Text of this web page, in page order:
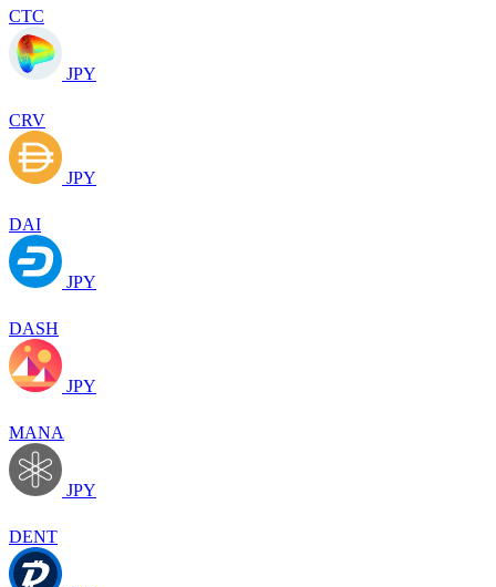
CTC
JPY
CRV
JPY
DAI
JPY
DASH
JPY
MANA
JPY
DENT